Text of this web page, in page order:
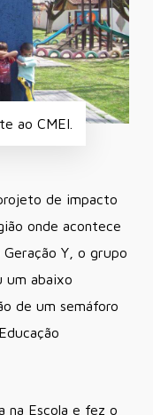
ao CMEI.
de impacto
onde acontece
Y, o grupo
um abaixo
de um semáforo
na Escola e fez o